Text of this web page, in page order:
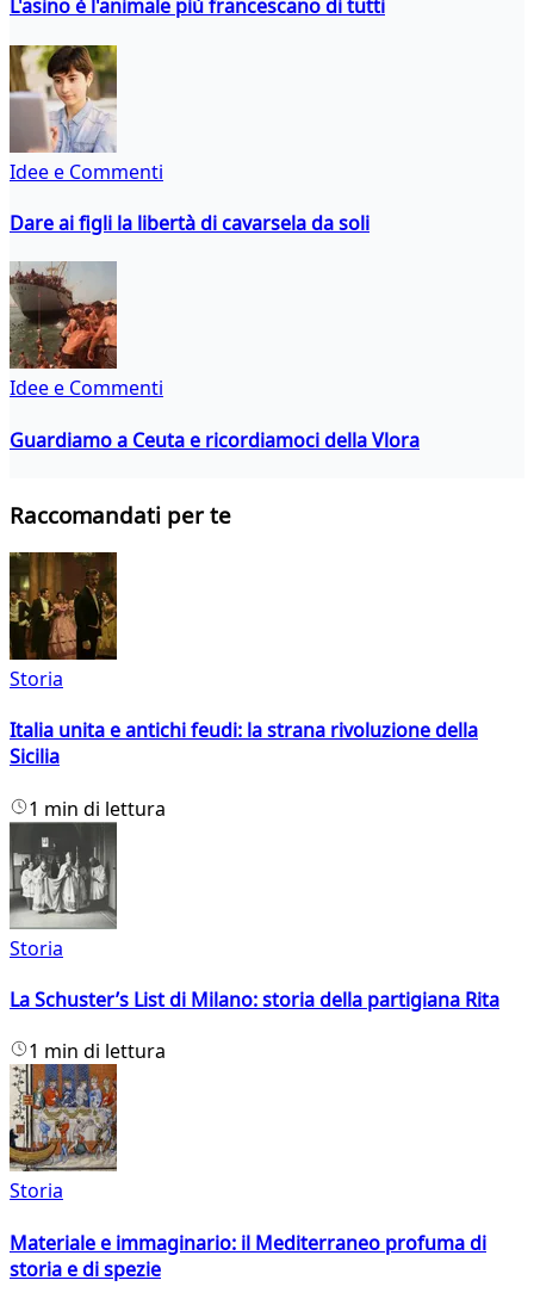
L'asino è l'animale più francescano di tutti
Idee e Commenti
Dare ai figli la libertà di cavarsela da soli
Idee e Commenti
Guardiamo a Ceuta e ricordiamoci della Vlora
Raccomandati per te
Storia
Italia unita e antichi feudi: la strana rivoluzione della
Sicilia
1 min di lettura
Storia
La Schuster’s List di Milano: storia della partigiana Rita
1 min di lettura
Storia
Materiale e immaginario: il Mediterraneo profuma di
storia e di spezie